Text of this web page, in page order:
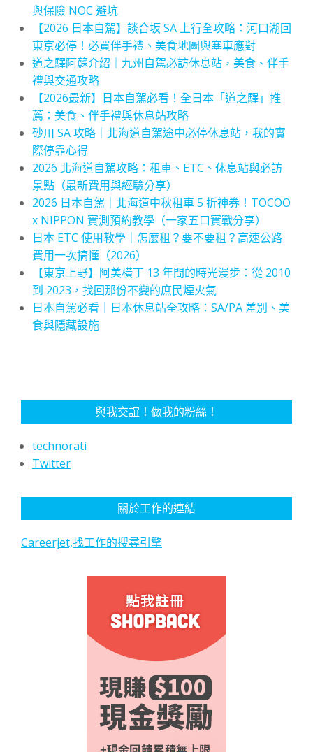
與保險 NOC 避坑
【2026 日本自駕】談合坂 SA 上行全攻略：河口湖回
東京必停！必買伴手禮、美食地圖與塞車應對
道之驛阿蘇介紹｜九州自駕必訪休息站，美食、伴手
禮與交通攻略
【2026最新】日本自駕必看！全日本「道之驛」推
薦：美食、伴手禮與休息站攻略
砂川 SA 攻略｜北海道自駕途中必停休息站，我的實
際停靠心得
2026 北海道自駕攻略：租車、ETC、休息站與必訪
景點（最新費用與經驗分享）
2026 日本自駕｜北海道中秋租車 5 折神券！TOCOO
x NIPPON 實測預約教學（一家五口實戰分享）
日本 ETC 使用教學｜怎麼租？要不要租？高速公路
費用一次搞懂（2026）
【東京上野】阿美橫丁 13 年間的時光漫步：從 2010
到 2023，找回那份不變的庶民煙火氣
日本自駕必看｜日本休息站全攻略：SA/PA 差別、美
食與隱藏設施
與我交誼！做我的粉絲！
technorati
Twitter
關於工作的連結
Careerjet,找工作的搜尋引擎